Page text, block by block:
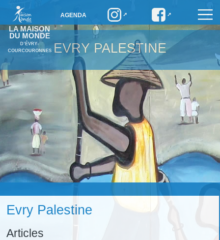
LA MAISON
DU MONDE
D’ÉVRY-
COURCOURONNES
AGENDA
EVRY PALESTINE
Evry Palestine
Articles